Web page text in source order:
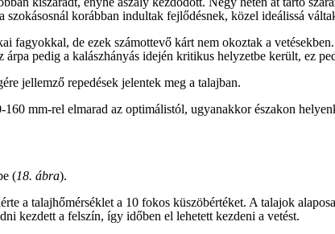
korábban indultak fejlődésnek, közel ideálissá
de ezek számottevő kárt nem okoztak a
pedig a kalászhányás idején kritikus helyzetbe került, ez
jellemző repedések jelentek meg a talajban.
mm-rel elmarad az optimálistól, ugyanakkor északon
(18. ábra).
a talajhőmérséklet a 10 fokos küszöbértéket. A talajok
kezdett a felszín, így időben el lehetett kezdeni a vetést.